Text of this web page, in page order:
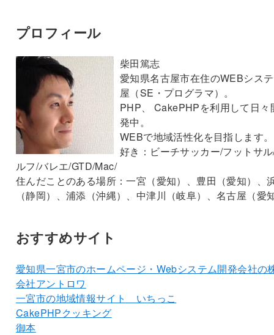
プロフィール
柴田篤志
愛知県名古屋市在住のWEBシス
屋（SE・プログラマ）。
PHP、 CakePHPを利用して日々
発中。
WEBで地域活性化を目指します。
好き：ビーチサッカー/フットサ
ルフ/バレエ/GTD/Mac/
住んだことのある場所：一宮（愛知）、豊田（愛知）、
（静岡）、浦添（沖縄）、中津川（岐阜）、名古屋（愛
おすすめサイト
愛知県一宮市のホームページ・Webシステム開発会社の
会社アントロワ
一宮市の地域情報サイト いちっこ
CakePHPクッキング
御本